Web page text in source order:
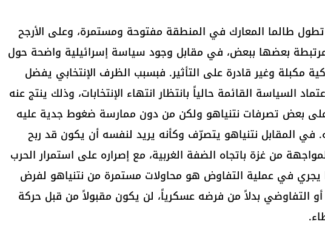
طالما المعارك في المنطقة مفتوحة ومستمرة، وعلى الأرجح
بعضها ببعض، في مقابل وجود سياسة إسرائيلية واضحة حول
مكبلة وغير قادرة على التأثير. فبسبب الظرف الإنتخابي يفضل
السياسة القائمة حالياً بانتظار انتهاء الإنتخابات، وذلك ينتج عنه
على بعض تصرفات نتنياهو ولكن من دون ممارسة ضغوط جدية عليه
في المقابل نتنياهو يتصرّف وكأنه يريد لنفسه أن يكون قد ربح
من غزة باتجاه الضفة الغربية، مع إصراره على استمرار الحرب
يجري في عملية التفاوض هو محاولات مستمرة من نتنياهو لفرض
التفاوضي بدلاً من فرضه عسكرياً، لن يكون مقبولاً من قبل حركة